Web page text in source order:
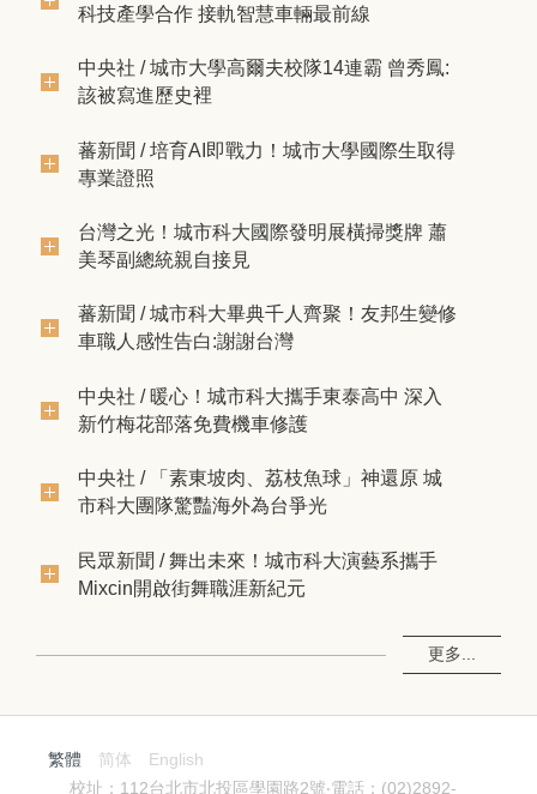
科技產學合作 接軌智慧車輛最前線
中央社 / 城市大學高爾夫校隊14連霸 曾秀鳳:
該被寫進歷史裡
蕃新聞 / 培育AI即戰力！城市大學國際生取得
專業證照
台灣之光！城市科大國際發明展橫掃獎牌 蕭
美琴副總統親自接見
蕃新聞 / 城市科大畢典千人齊聚！友邦生變修
車職人感性告白:謝謝台灣
中央社 / 暖心！城市科大攜手東泰高中 深入
新竹梅花部落免費機車修護
中央社 / 「素東坡肉、荔枝魚球」神還原 城
市科大團隊驚豔海外為台爭光
民眾新聞 / 舞出未來！城市科大演藝系攜手
Mixcin開啟街舞職涯新紀元
更多...
繁體 简体
English
校址：112台北市北投區學園路2號‧電話：(02)2892-